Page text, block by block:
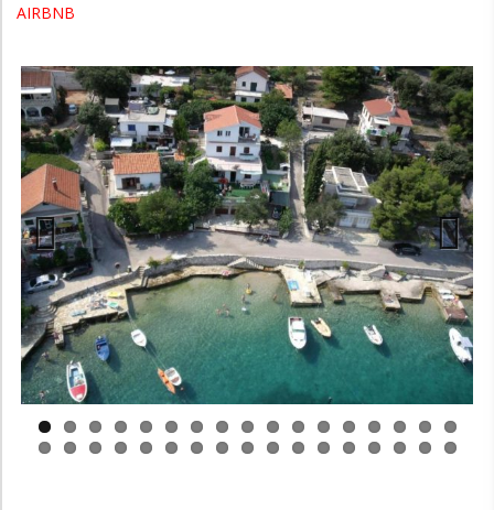
AIRBNB
Previous Next